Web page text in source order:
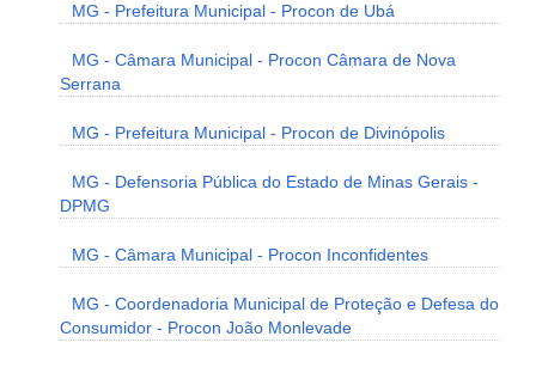
MG - Prefeitura Municipal - Procon de Ubá
MG - Câmara Municipal - Procon Câmara de Nova
Serrana
MG - Prefeitura Municipal - Procon de Divinópolis
MG - Defensoria Pública do Estado de Minas Gerais -
DPMG
MG - Câmara Municipal - Procon Inconfidentes
MG - Coordenadoria Municipal de Proteção e Defesa do
Consumidor - Procon João Monlevade